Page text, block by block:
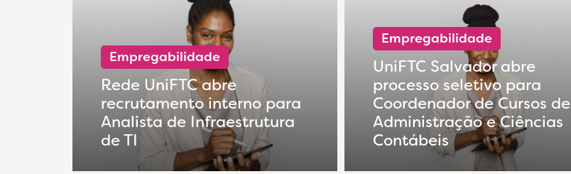
Empregabilidade
Rede UniFTC abre
recrutamento interno para
Analista de Infraestrutura
de TI
Empregabilidade
UniFTC Salvador abre
processo seletivo para
Coordenador de Cursos de
Administração e Ciências
Contábeis